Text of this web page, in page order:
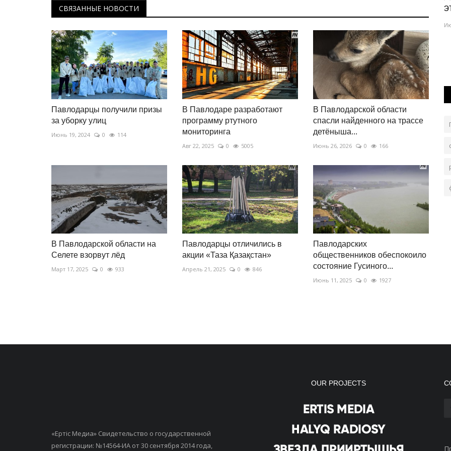
СВЯЗАННЫЕ НОВОСТИ
Павлодарцы получили призы
за уборку улиц
Июнь 19, 2024 0 114
В Павлодаре разработают
программу ртутного
мониторинга
Авг 22, 2025 0 5005
В Павлодарской области
спасли найденного на трассе
детёныша...
Июнь 26, 2026 0 166
В Павлодарской области на
Селете взорвут лёд
Март 17, 2025 0 933
Павлодарцы отличились в
акции «Таза Қазақстан»
Апрель 21, 2025 0 846
Павлодарских
общественников обеспокоило
состояние Гусиного...
Июнь 11, 2025 0 1927
пропустил десять шайб от
«Бейбарыса»
Ноябрь 5, 2025 3439
Несмотря на разгром, вечер запомнился болельщикам
романтическим моментом.
Растения напитывают с помощью насосных станций.
«Ертiс Медиа» Свидетельство о государственной
регистрации: №14564-ИА от 30 сентября 2014 года,
OUR PROJECTS